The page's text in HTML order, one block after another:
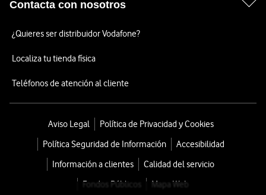
Contacta con nosotros
¿Quieres ser distribuidor Vodafone?
Localiza tu tienda física
Teléfonos de atención al cliente
Aviso Legal
Política de Privacidad y Cookies
Política Seguridad de Información
Accesibilidad
Información a clientes
Calidad del servicio
Fondos Públicos
Mapa Web